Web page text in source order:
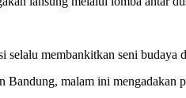
selalu membankitkan seni budaya
malam ini mengadakan